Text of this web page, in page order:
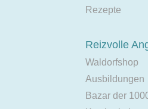
Rezepte
Reizvolle
Waldorfshop
Ausbildungen
Bazar der